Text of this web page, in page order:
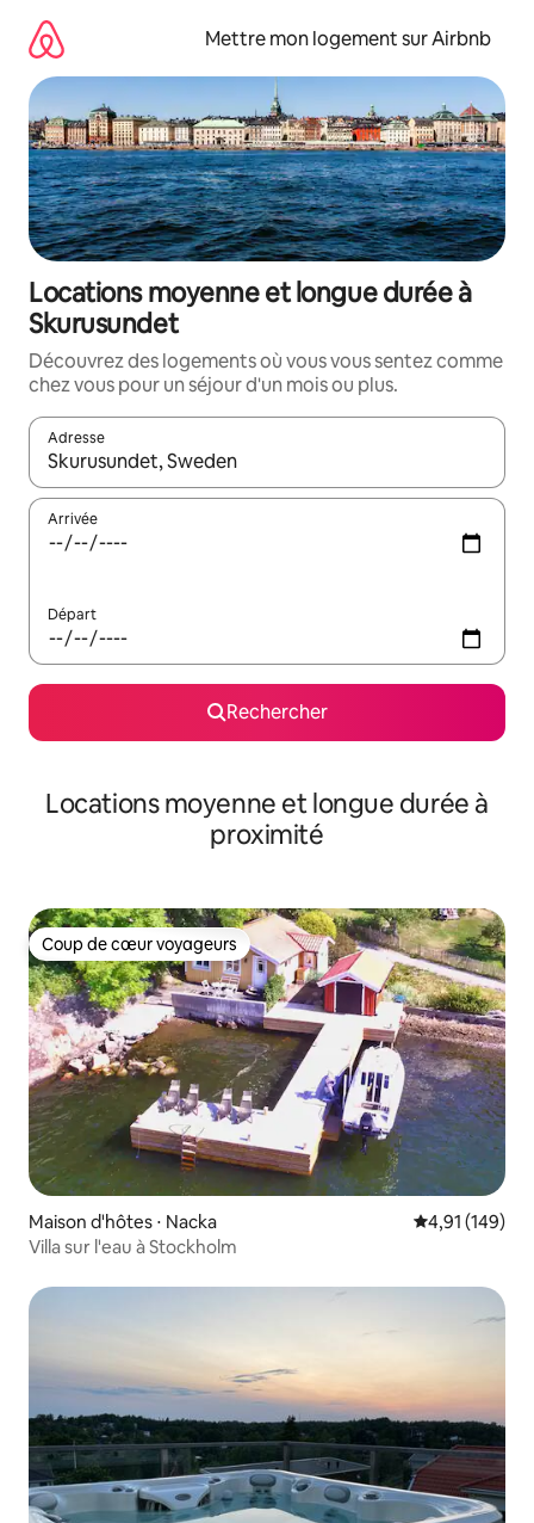
directement
contenu
Mettre mon logement sur Airbnb
Locations moyenne et longue durée à
Skurusundet
Découvrez des logements où vous vous sentez comme
chez vous pour un séjour d'un mois ou plus.
Adresse
Lorsque les résultats s'affichent, utilisez les flèches vers le
Arrivée
Départ
Rechercher
Locations moyenne et longue durée à
proximité
Coup de cœur voyageurs
Coup de cœur voyageurs
Maison d'hôtes ⋅ Nacka Évaluation
4,91 (149)
Villa sur l'eau à Stockholm